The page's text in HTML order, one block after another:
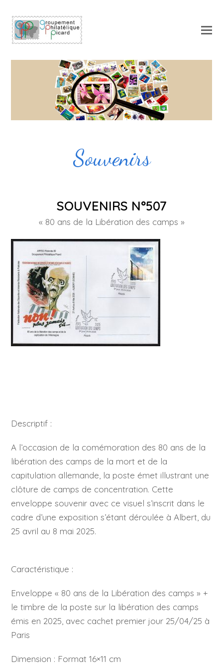
Souvenirs
SOUVENIRS N°507
« 80 ans de la Libération des camps »
Descriptif :
A l’occasion de la comémoration des 80 ans de la
libération des camps de la mort et de la
capitulation allemande, la poste émet illustrant une
clôture de camps de concentration. Cette
enveloppe souvenir avec ce visuel s’inscrit dans le
cadre d’une exposition s’étant déroulée à Albert, du
25 avril au 8 mai 2025.
Caractéristique :
Enveloppe « 80 ans de la Libération des camps » +
le timbre de la poste sur la libération des camps
émis en 2025, avec cachet premier jour 25/04/25 à
Paris
Dimension : Format 16×11 cm